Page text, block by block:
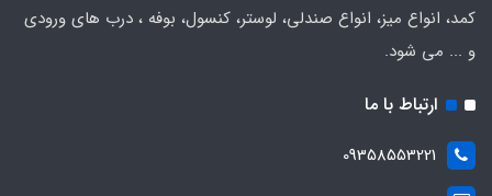
کمد، انواع میز، انواع صندلی، لوستر، کنسول، بوفه ، درب های ورودی
و ... می شود.
ارتباط با ما
09358553221